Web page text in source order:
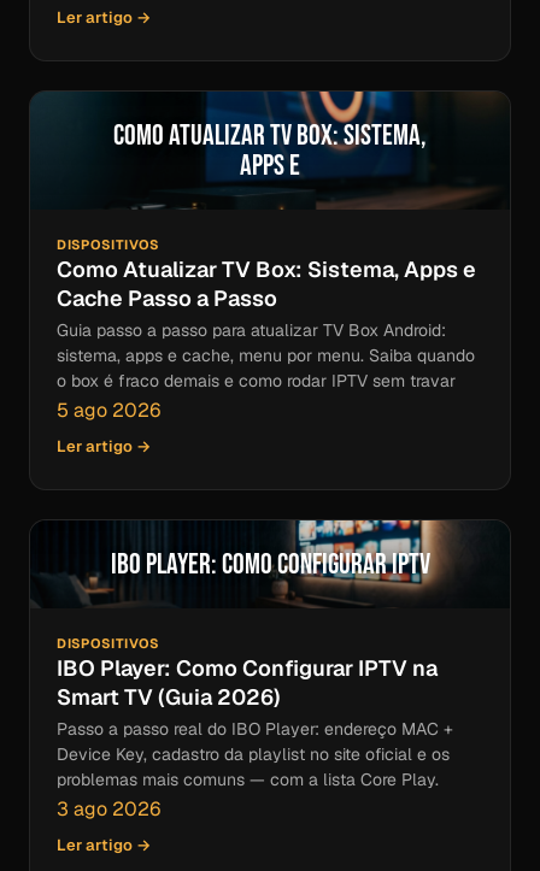
Ler artigo →
Como Atualizar TV Box: Sistema,
Apps e
DISPOSITIVOS
Como Atualizar TV Box: Sistema, Apps e
Cache Passo a Passo
Guia passo a passo para atualizar TV Box Android:
sistema, apps e cache, menu por menu. Saiba quando
o box é fraco demais e como rodar IPTV sem travar
5 ago 2026
Ler artigo →
IBO Player: Como Configurar IPTV
DISPOSITIVOS
IBO Player: Como Configurar IPTV na
Smart TV (Guia 2026)
Passo a passo real do IBO Player: endereço MAC +
Device Key, cadastro da playlist no site oficial e os
problemas mais comuns — com a lista Core Play.
3 ago 2026
Ler artigo →